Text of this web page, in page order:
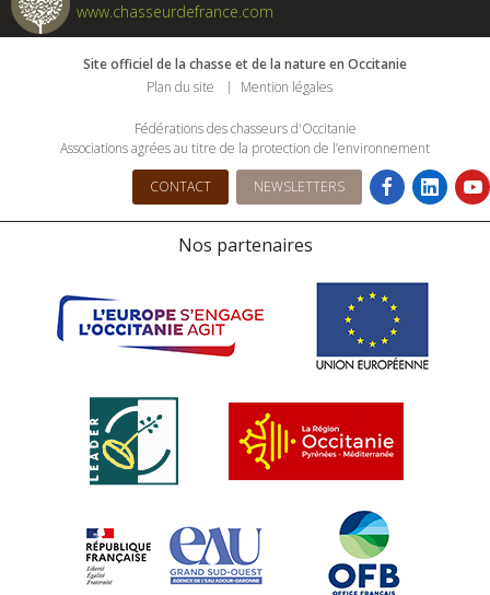
www.chasseurdefrance.com
Site officiel de la chasse et de la nature en Occitanie
Plan du site
Mention légales
Fédérations des chasseurs d'Occitanie
Associations agrées au titre de la protection de l’environnement
CONTACT NEWSLETTERS
Nos partenaires